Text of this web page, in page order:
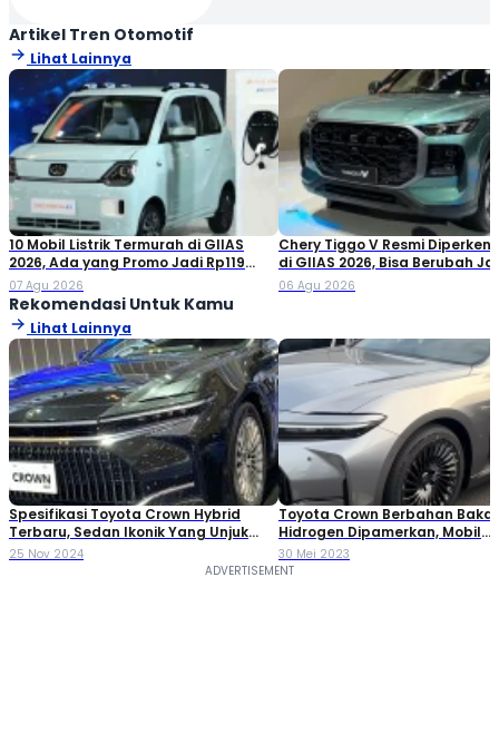
Artikel Tren Otomotif
Lihat Lainnya
10 Mobil Listrik Termurah di GIIAS
2026, Ada yang Promo Jadi Rp119
Jutaan!
07 Agu 2026
Chery Tiggo V Resmi
di GIIAS 2026, Bisa Berubah
Double Cabin
06 Agu 2026
Rekomendasi Untuk Kamu
Lihat Lainnya
Spesifikasi Toyota Crown Hybrid
Terbaru, Sedan Ikonik Yang Unjuk
Gigi di GJAW 2024
25 Nov 2024
Toyota Crown Berbahan Bakar
Hidrogen Dipamerkan, Mobil
Revolusioner!
30 Mei 2023